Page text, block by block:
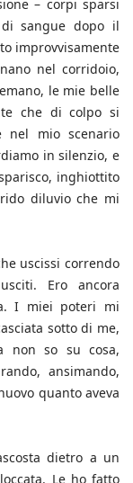
– corpi sparsi
sangue dopo il
improvvisamente
nel corridoio,
le mie belle
che di colpo si
nel mio scenario
in silenzio, e
inghiottito
diluvio che mi
uscissi correndo
Ero ancora
I miei poteri mi
sotto di me,
non so su cosa,
ansimando,
quanto aveva
dietro a un
Le ho fatto